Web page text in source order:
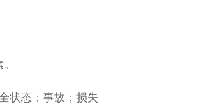
状态；事故；损失